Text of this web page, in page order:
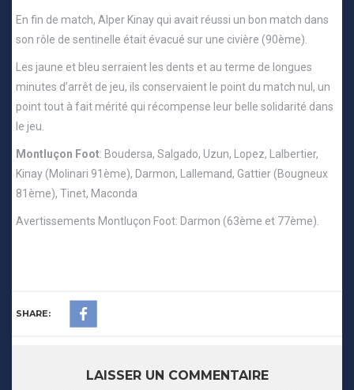
En fin de match, Alper Kinay qui avait réussi un bon match dans
son rôle de sentinelle était évacué sur une civière (90ème).
Les jaune et bleu serraient les dents et au terme de longues
minutes d’arrêt de jeu, ils conservaient le point du match nul, un
point tout à fait mérité qui récompense leur belle solidarité dans
le jeu.
Montluçon Foot: Boudersa, Salgado, Uzun, Lopez, Lalbertier,
Kinay (Molinari 91ème), Darmon, Lallemand, Gattier (Bougneux
81ème), Tinet, Maconda
Avertissements Montluçon Foot: Darmon (63ème et 77ème).
SHARE:
LAISSER UN COMMENTAIRE